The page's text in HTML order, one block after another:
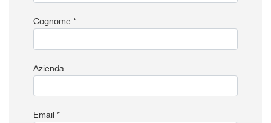
Cognome *
Azienda
Email *